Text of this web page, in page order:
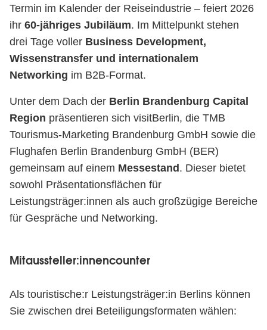
Termin im Kalender der Reiseindustrie – feiert 2026
ihr 60-jähriges Jubiläum. Im Mittelpunkt stehen
drei Tage voller Business Development,
Wissenstransfer und internationalem
Networking im B2B-Format.
Unter dem Dach der Berlin Brandenburg Capital
Region präsentieren sich visitBerlin, die TMB
Tourismus-Marketing Brandenburg GmbH sowie die
Flughafen Berlin Brandenburg GmbH (BER)
gemeinsam auf einem Messestand . Dieser bietet
sowohl Präsentationsflächen für
Leistungsträger:innen als auch großzügige Bereiche
für Gespräche und Networking.
Mitaussteller:innencounter
Als touristische:r Leistungsträger:in Berlins können
Sie zwischen drei Beteiligungsformaten wählen: